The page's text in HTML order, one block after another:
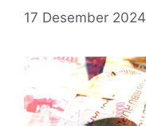
17 Desember 2024